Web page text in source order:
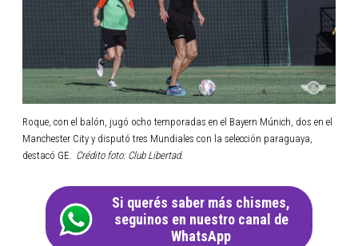
Roque, con el balón, jugó ocho temporadas en el Bayern Múnich, dos en el
Manchester City y disputó tres Mundiales con la selección paraguaya,
destacó GE. Crédito foto: Club Libertad.
Si querés saber más chismes,
seguinos en nuestro canal de
WhatsApp